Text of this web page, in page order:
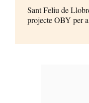
Sant Feliu de
projecte OBY per